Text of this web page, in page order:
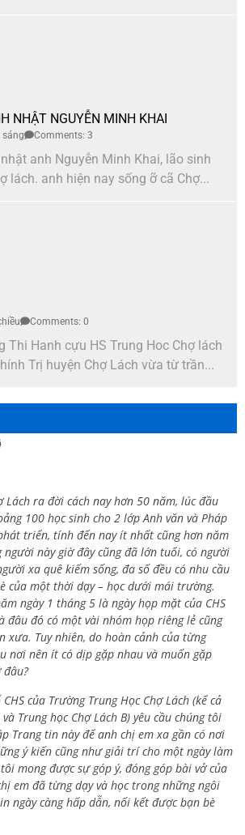
NHẬT NGUYỄN MINH KHAI
sáng Comments: 3
anh Nguyễn Minh Khai, lão sinh
lách. anh hiện nay sống ỡ cã Chợ...
Comments: 0
Hanh cựu HS Trung Hoc Chợ lách
Trị huyện Chợ Lách vừa từ trần...
Lách ra đời cách nay hơn 50 năm, lúc đầu
100 học sinh cho 2 lớp Anh văn và Pháp
triển, tính đến nay ít nhất cũng hơn năm
người này giờ đây cũng đã lớn tuổi, có người
xa quê kiếm sống, đa số đều có nhu cầu
của một thời dạy – học dưới mái trường.
ngày 1 tháng 5 là ngày họp mặt của CHS
đâu đó có một vài nhóm họp riêng lẻ cũng
xưa. Tuy nhiên, do hoàn cảnh của từng
nơi nên ít có dịp gặp nhau và muốn gặp
của Trường Trung Học Chợ Lách (kể cả
Trung học Chợ Lách B) yêu cầu chúng tôi
Trang tin này để anh chị em xa gần có nơi
ý kiến cũng như giải trí cho một ngày làm
mong được sự góp ý, đóng góp bài vở của
em đã từng dạy và học trong những ngôi
ngày càng hấp dẫn, nối kết được bạn bè